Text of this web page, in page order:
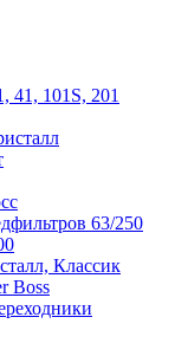
41, 101S, 201
63/250
Классик
Boss